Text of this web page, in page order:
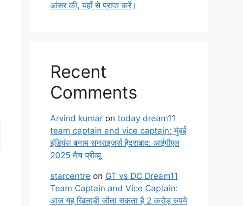
आंसर की, यहाँ से प्राप्त करें।
Recent
Comments
Arvind kumar on today dream11
team captain and vice captain: मुंबई
इंडियंस बनाम सनराइजर्स हैदराबाद: आईपीएल
2025 मैच प्रीव्यू
starcentre on GT vs DC Dream11
Team Captain and Vice Captain:
आज यह खिलाड़ी जीता सकता है 2 करोड़ रुपये